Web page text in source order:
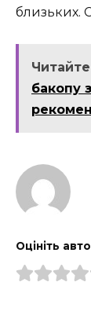
близьких.
бакопу
Оцініть